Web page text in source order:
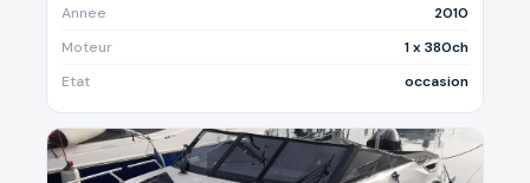
Annee
2010
Moteur
1 x 380ch
Etat
occasion